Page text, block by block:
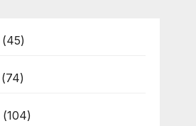
(45)
(74)
(104)